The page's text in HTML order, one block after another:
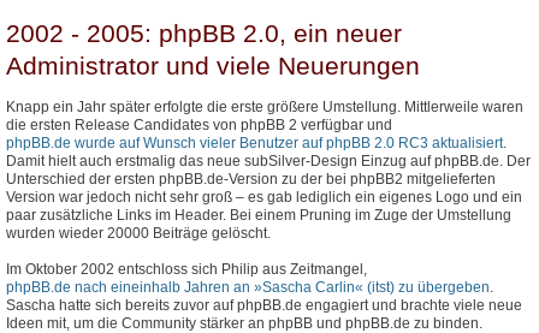
2002 - 2005: phpBB 2.0, ein neuer
Administrator und viele Neuerungen
Knapp ein Jahr später erfolgte die erste größere Umstellung. Mittlerweile waren
die ersten Release Candidates von phpBB 2 verfügbar und
phpBB.de wurde auf Wunsch vieler Benutzer auf phpBB 2.0 RC3 aktualisiert.
Damit hielt auch erstmalig das neue subSilver-Design Einzug auf phpBB.de. Der
Unterschied der ersten phpBB.de-Version zu der bei phpBB2 mitgelieferten
Version war jedoch nicht sehr groß – es gab lediglich ein eigenes Logo und ein
paar zusätzliche Links im Header. Bei einem Pruning im Zuge der Umstellung
wurden wieder 20000 Beiträge gelöscht.
Im Oktober 2002 entschloss sich Philip aus Zeitmangel,
phpBB.de nach eineinhalb Jahren an »Sascha Carlin« (itst) zu übergeben
Sascha hatte sich bereits zuvor auf phpBB.de engagiert und brachte viele neue
Ideen mit, um die Community stärker an phpBB und phpBB.de zu binden.